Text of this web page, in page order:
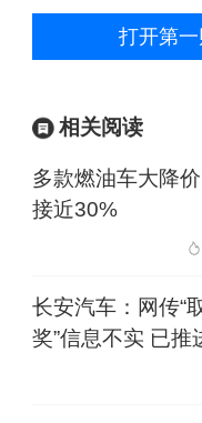
如需获得授权请联系第
banquan@yicai.com
打开第
相关阅读
多款燃油车大降
接近30%
长安汽车：网传“
奖”信息不实 已推